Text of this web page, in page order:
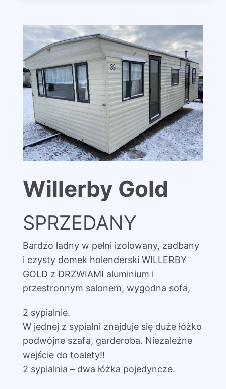
Willerby Gold
SPRZEDANY
Bardzo ładny w pełni izolowany, zadbany
i czysty domek holenderski WILLERBY
GOLD z DRZWIAMI aluminium i
przestronnym salonem, wygodna sofa,
2 sypialnie.
W jednej z sypialni znajduje się duże łóżko
podwójne szafa, garderoba. Niezależne
wejście do toalety!!
2 sypialnia – dwa łóżka pojedyncze.